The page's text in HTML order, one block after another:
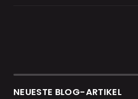
NEUESTE BLOG-ARTIKEL